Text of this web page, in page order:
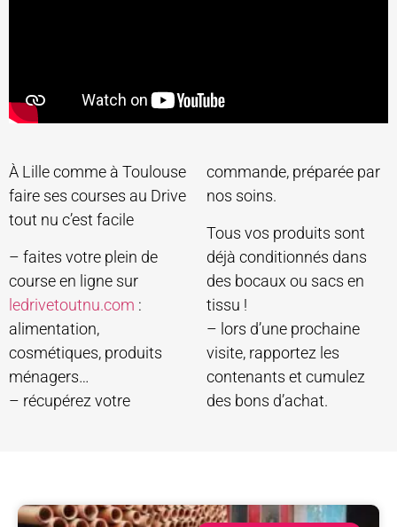
À Lille comme à Toulouse
faire ses courses au Drive
tout nu c’est facile
– faites votre plein de
course en ligne sur
ledrivetoutnu.com :
alimentation,
cosmétiques, produits
ménagers…
– récupérez votre
commande, préparée par
nos soins.
Tous vos produits sont
déjà conditionnés dans
des bocaux ou sacs en
tissu !
– lors d’une prochaine
visite, rapportez les
contenants et cumulez
des bons d’achat.